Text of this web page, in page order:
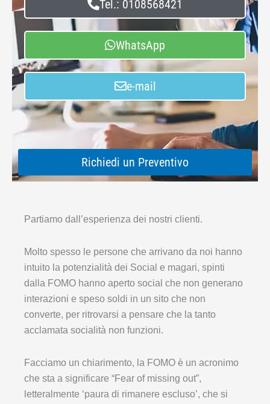
Tel.: 0108568421
WhatsApp
e-mail
Richiedi un Preventivo
Partiamo dall’esperienza dei nostri clienti.
Molto spesso le persone che arrivano da noi hanno
intuito la potenzialità dei Social e magari, spinti
dalla FOMO hanno aperto social che non generano
interazioni e speso soldi in un sito che non
converte, per ritrovarsi a pensare che la tanto
acclamata socialità non funzioni.
Facciamo un chiarimento, la FOMO è un acronimo
che sta a significare “Fear of missing out”,
letteralmente ‘paura di rimanere escluso’, che si